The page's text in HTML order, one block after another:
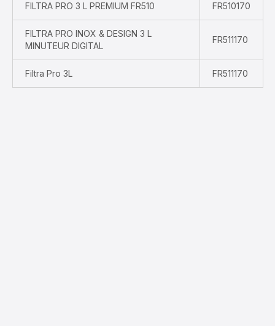
FILTRA PRO 3 L PREMIUM FR510 FR510170
FILTRA PRO INOX & DESIGN 3 L
MINUTEUR DIGITAL
FR511170
Filtra Pro 3L FR511170